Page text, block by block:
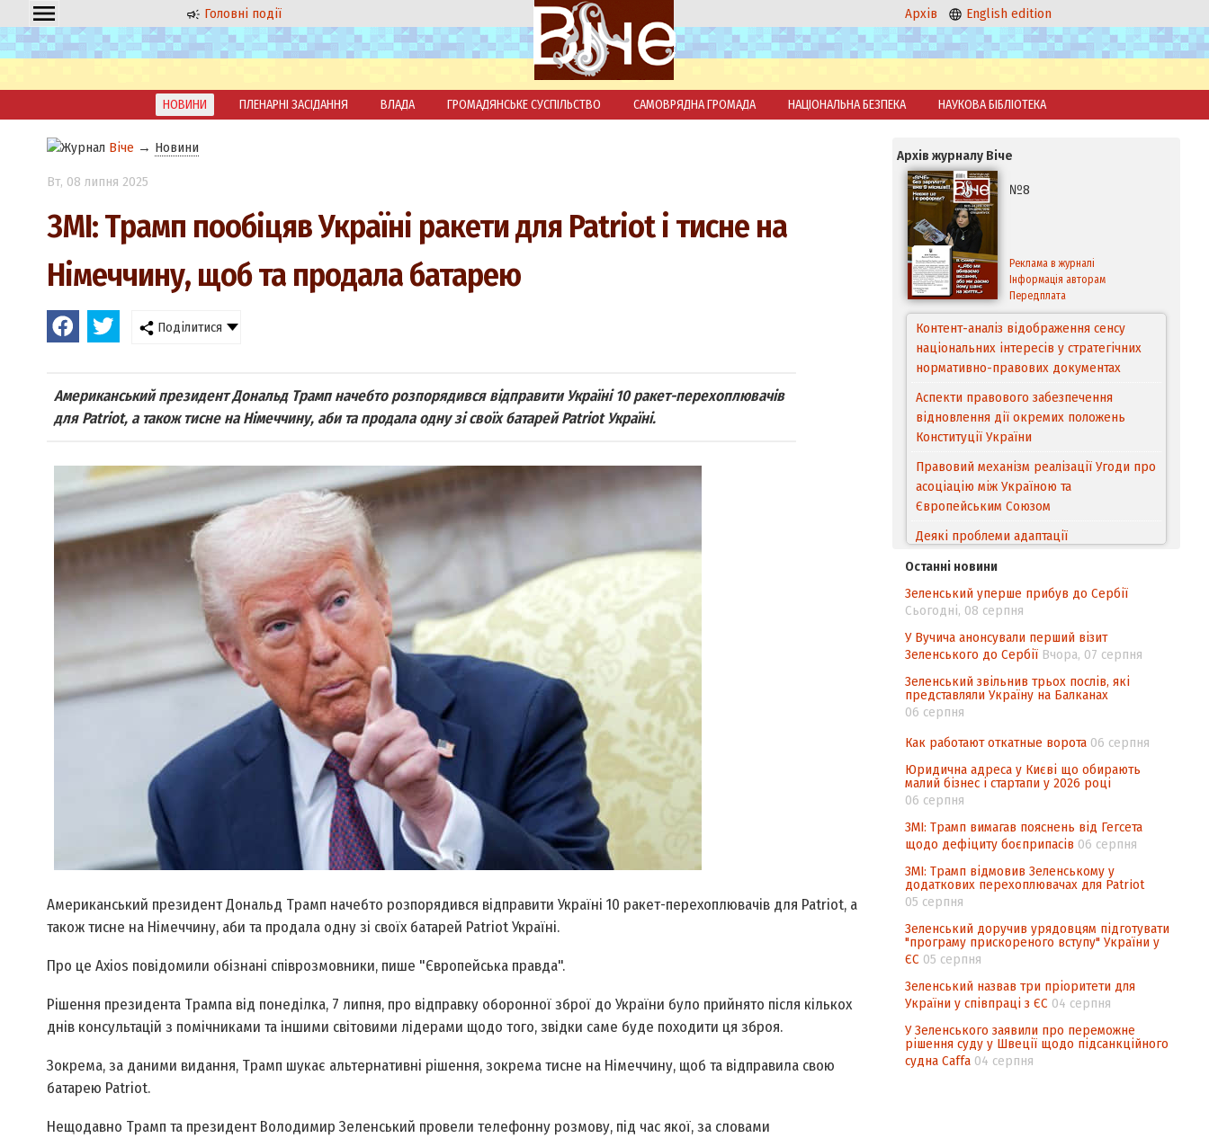
Головні події Архів English edition
НОВИНИ ПЛЕНАРНІ ЗАСІДАННЯ ВЛАДА ГРОМАДЯНСЬКЕ СУСПІЛЬСТВО САМОВРЯДНА ГРОМАДА НАЦІОНАЛЬНА БЕЗПЕКА НАУКОВА БІБЛІОТЕКА
Віче → Новини
Вт, 08 липня 2025
ЗМІ: Трамп пообіцяв Україні ракети для Patriot і тисне на
Німеччину, щоб та продала батарею
Поділитися
Американський президент Дональд Трамп начебто розпорядився відправити Україні 10 ракет-перехоплювачів
для Patriot, а також тисне на Німеччину, аби та продала одну зі своїх батарей Patriot Україні.
Американський президент Дональд Трамп начебто розпорядився відправити Україні 10 ракет-перехоплювачів для Patriot, а
також тисне на Німеччину, аби та продала одну зі своїх батарей Patriot Україні.
Про це Axios повідомили обізнані співрозмовники, пише "Європейська правда".
Рішення президента Трампа від понеділка, 7 липня, про відправку оборонної зброї до України було прийнято після кількох
днів консультацій з помічниками та іншими світовими лідерами щодо того, звідки саме буде походити ця зброя.
Зокрема, за даними видання, Трамп шукає альтернативні рішення, зокрема тисне на Німеччину, щоб та відправила свою
батарею Patriot.
Нещодавно Трамп та президент Володимир Зеленський провели телефонну розмову, під час якої, за словами
Архів журналу Віче
№8
Реклама в журналі
Інформація авторам
Передплата
Контент-аналіз відображення сенсу
національних інтересів у стратегічних
нормативно-правових документах
Аспекти правового забезпечення
відновлення дії окремих положень
Конституції України
Правовий механізм реалізації Угоди про
асоціацію між Україною та
Європейським Cоюзом
Деякі проблеми адаптації
походження товарів відповідно до
Угоди про торговельні аспекти прав
інтелектуальної власності (TRIPS) у
контексті євроінтеграції
Аналіз виборчого законодавства щодо
невизначеності механізму повторного
підрахунку голосів виборців
Інформаційна безпека суспільства
Останні новини
Зеленський уперше прибув до Сербії
Сьогодні, 08 серпня
У Вучича анонсували перший візит
Зеленського до Сербії Вчора, 07 серпня
Зеленський звільнив трьох послів, які
представляли Україну на Балканах
06 серпня
Как работают откатные ворота 06 серпня
Юридична адреса у Києві що обирають
малий бізнес і стартапи у 2026 році
06 серпня
ЗМІ: Трамп вимагав пояснень від Гегсета
щодо дефіциту боєприпасів 06 серпня
ЗМІ: Трамп відмовив Зеленському у
додаткових перехоплювачах для Patriot
05 серпня
Зеленський доручив урядовцям підготувати
"програму прискореного вступу" України у
ЄС 05 серпня
Зеленський назвав три пріоритети для
України у співпраці з ЄС 04 серпня
У Зеленського заявили про переможне
рішення суду у Швеції щодо підсанкційного
судна Caffa 04 серпня